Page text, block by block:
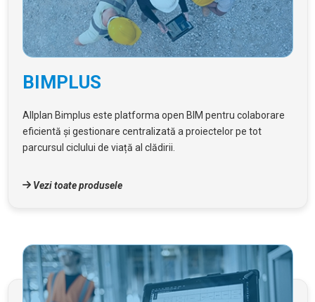
BIMPLUS
Allplan Bimplus este platforma open BIM pentru colaborare
eficientă și gestionare centralizată a proiectelor pe tot
parcursul ciclului de viață al clădirii.
Vezi toate produsele